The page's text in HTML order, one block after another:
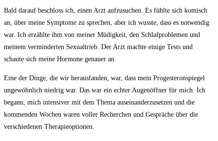
Bald darauf beschloss ​ich, einen Arzt aufzusuchen. Es fühlte sich ‍komisch
an,‌ über meine Symptome⁣ zu‌ sprechen, aber ⁣ich wusste, dass ​es notwendig
war. Ich⁤ erzählte ihm von meiner‌ Müdigkeit, den Schlafproblemen und
meinem verminderten Sexualtrieb. Der⁢ Arzt machte ‌einige Tests und
schaute sich meine⁢ Hormone genauer​ an.
Eine der Dinge, die wir herausfanden, war, dass mein Progesteronspiegel
ungewöhnlich niedrig war. Das ⁤war ein ‌echter Augenöffner für mich. Ich
begann,‍ mich ​intensiver mit dem Thema auseinanderzusetzen und die
kommenden Wochen waren voller Recherchen und Gespräche über die
verschiedenen Therapieoptionen.